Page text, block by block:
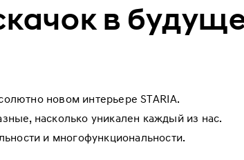
в
новом интерьере STARIA.
насколько уникален каждый из нас.
и многофункциональности.